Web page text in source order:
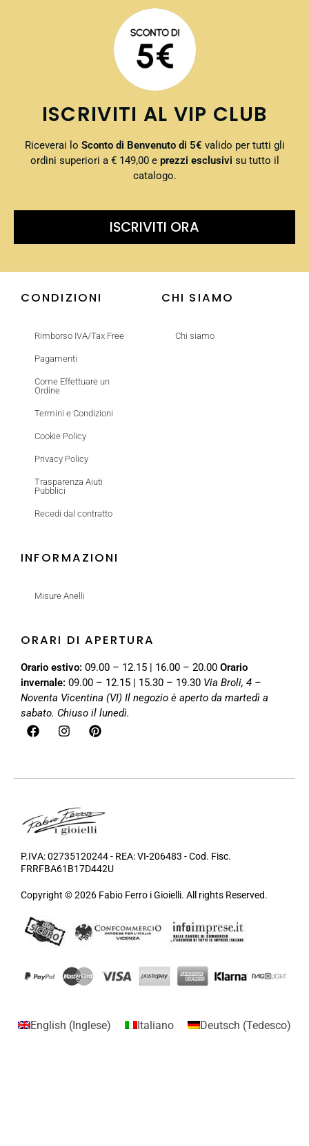
ISCRIVITI AL VIP CLUB
Riceverai lo Sconto di Benvenuto di 5€ valido per tutti gli
ordini superiori a € 149,00 e prezzi esclusivi su tutto il
catalogo.
ISCRIVITI ORA
CONDIZIONI
Rimborso IVA/Tax Free
Pagamenti
Come Effettuare un
Ordine
Termini e Condizioni
Cookie Policy
Privacy Policy
Trasparenza Aiuti
Pubblici
Recedi dal contratto
CHI SIAMO
Chi siamo
INFORMAZIONI
Misure Anelli
ORARI DI APERTURA
Orario estivo: 09.00 – 12.15 | 16.00 – 20.00 Orario
invernale: 09.00 – 12.15 | 15.30 – 19.30 Via Broli, 4 –
Noventa Vicentina (VI) Il negozio è aperto da martedì a
sabato. Chiuso il lunedì.
P.IVA: 02735120244 - REA: VI-206483 - Cod. Fisc.
FRRFBA61B17D442U
Copyright © 2026 Fabio Ferro i Gioielli. All rights Reserved.
English (Inglese) Italiano Deutsch (Tedesco)